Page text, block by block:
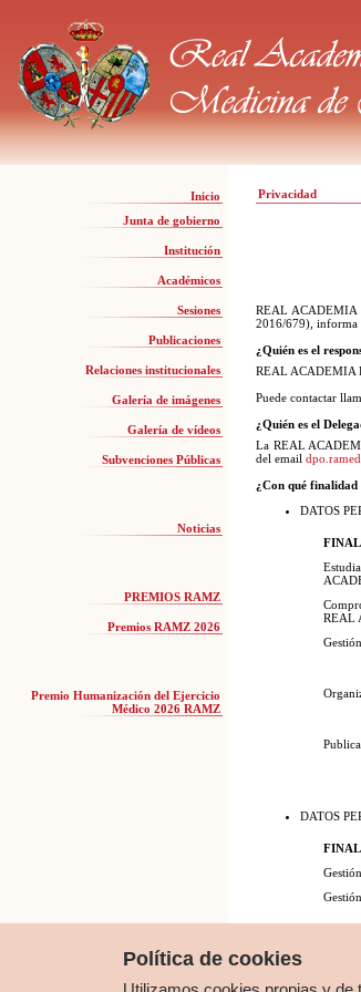
Política de cookies
Inicio
Junta de gobierno
Institución
Académicos
Sesiones
Publicaciones
Relaciones institucionales
Galería de imágenes
Galería de vídeos
Subvenciones Públicas
Noticias
PREMIOS RAMZ
Premios RAMZ 2026
Premio Humanización del Ejercicio
Médico 2026 RAMZ
Privacidad
REAL ACADEMIA
2016/679), informa
¿Quién es el
REAL ACADEMIA
Puede contactar
¿Quién es el
La REAL
del email
¿Con qué finalidad
DATOS
REAL
DATOS